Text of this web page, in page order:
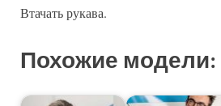
Втачать рукава.
Похожие модели: